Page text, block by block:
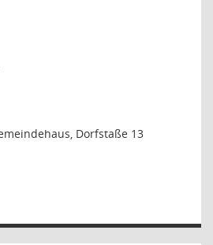
Dorfstaße 13